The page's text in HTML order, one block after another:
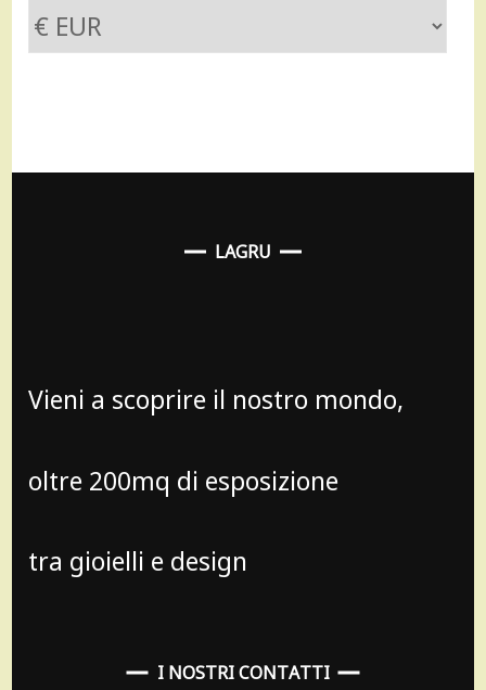
LAGRU
Vieni a scoprire il nostro mondo,
oltre 200mq di esposizione
tra gioielli e design
I NOSTRI CONTATTI